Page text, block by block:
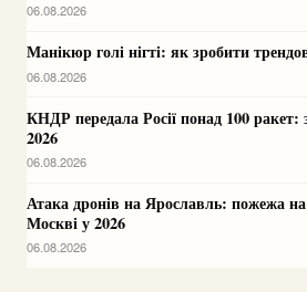
06.08.2026
Манікюр голі нігті: як зробити
06.08.2026
КНДР передала Росії понад 100 ракет:
2026
06.08.2026
Атака дронів на Ярославль: пожежа
Москві у 2026
06.08.2026